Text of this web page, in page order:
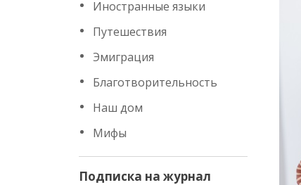
Иностранные языки
Путешествия
Эмиграция
Благотворительность
Наш дом
Мифы
Подписка на журнал